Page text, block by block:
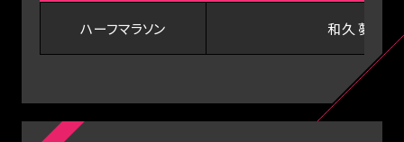
ハーフマラソン 和久 夢来